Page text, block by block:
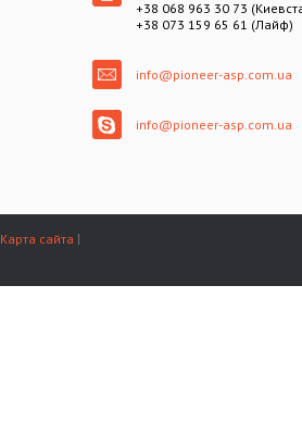
+38 068 963 30 73
+38 073 159 65 61 (Лайф)
info@pioneer-asp.com.ua
info@pioneer-asp.com.ua
Карта сайта